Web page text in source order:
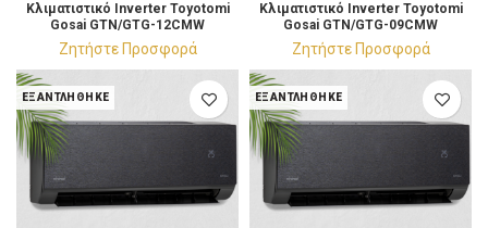
Κλιματιστικό Ιnverter Toyotomi
Gosai GTN/GTG-12CMW
Κλιματιστικό 12.000 BTU/h
Ζητήστε Προσφορά
Κλιματιστικό Ιnverter Toyotomi
Gosai GTN/GTG-09CMW
Κλιματιστικό 9.000 BTU/h
Ζητήστε Προσφορά
ΕΞΑΝΤΛΉΘΗΚΕ ΕΞΑΝΤΛΉΘΗΚΕ